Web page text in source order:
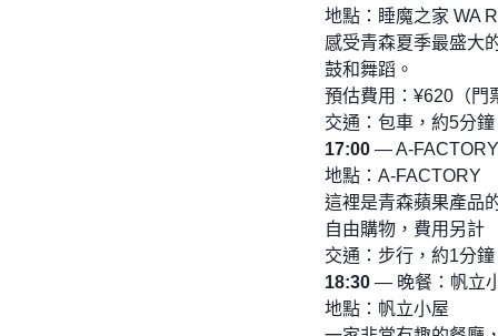
地點：睡魔之家 WA
感受青森夏季最盛大
鼓和舞蹈。
預估費用：¥620（門
交通：包車，約5分
17:00 — A-
地點：A-FACTORY
這裡是青森蘋果產品
自由購物，費用另計
交通：步行，約1分
18:30 — 晚餐：帆立
地點：帆立小屋